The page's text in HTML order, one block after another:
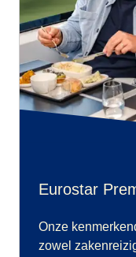
Eurostar
Onze
zowel